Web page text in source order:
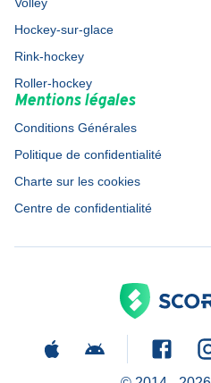
Hockey-sur-glace
Rink-hockey
Roller-hockey
Mentions légales
Conditions Générales
Politique de confidentialité
Charte sur les cookies
Centre de confidentialité